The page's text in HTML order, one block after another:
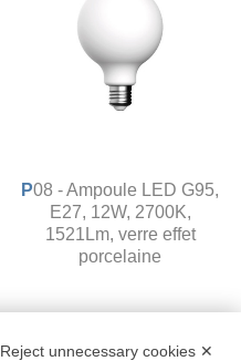
P08 - Ampoule LED G95,
E27, 12W, 2700K,
1521Lm, verre effet
porcelaine
Reject unnecessary cookies ✕